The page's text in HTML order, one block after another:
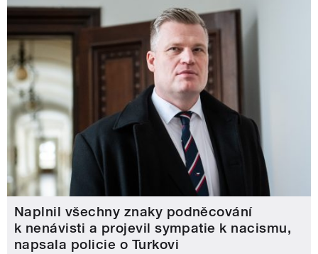
Naplnil všechny znaky podněcování
k nenávisti a projevil sympatie k nacismu,
napsala policie o Turkovi